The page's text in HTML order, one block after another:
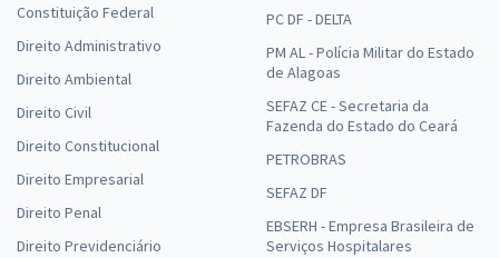
Constituição Federal
Direito Administrativo
Direito Ambiental
Direito Civil
Direito Constitucional
Direito Empresarial
Direito Penal
Direito Previdenciário
PC DF - DELTA
PM AL - Polícia Militar do Estado
de Alagoas
SEFAZ CE - Secretaria da
Fazenda do Estado do Ceará
PETROBRAS
SEFAZ DF
EBSERH - Empresa Brasileira de
Serviços Hospitalares